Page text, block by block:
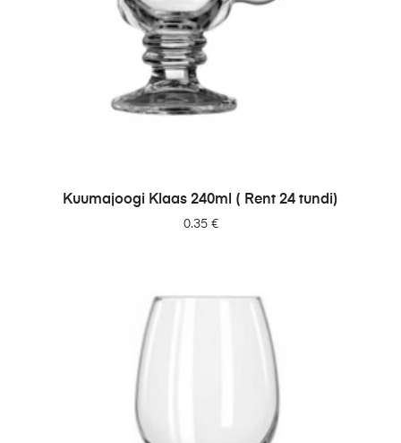
LISA PÄRINGUSSE
Kuumajoogi Klaas 240ml ( Rent 24 tundi)
0.35 €